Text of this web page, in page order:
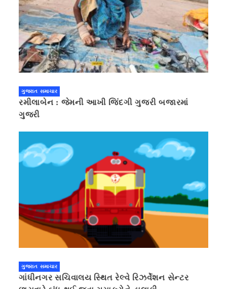
ગુજરાત સમાચાર
રમીલાબેન : જેમની આખી જિંદગી ગુજરી બજારમાં
ગુજરી
ગુજરાત સમાચાર
ગાંધીનગર સચિવાલય સ્થિત રેલ્વે રિઝર્વેશન સેન્ટર